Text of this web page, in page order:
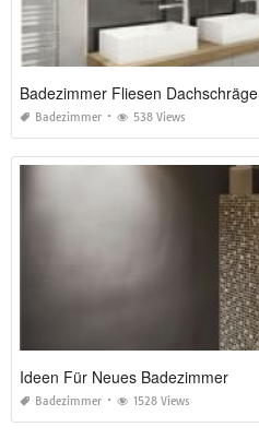
Badezimmer Fliesen Dachschräge
Badezimmer 538 Views
Ideen Für Neues Badezimmer
Badezimmer 1528 Views